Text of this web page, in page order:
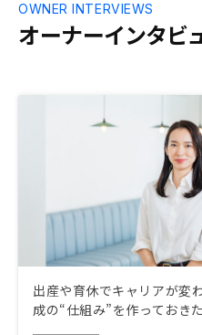
オーナーインタビ
OWNER INTERVIEWS
出産や育休でキャリアが変
成の“仕組み”を作っておき